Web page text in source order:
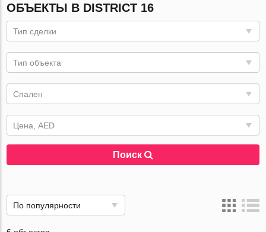
ОБЪЕКТЫ В DISTRICT 16
Тип сделки
Тип объекта
Спален
Цена, AED
Поиск
По популярности